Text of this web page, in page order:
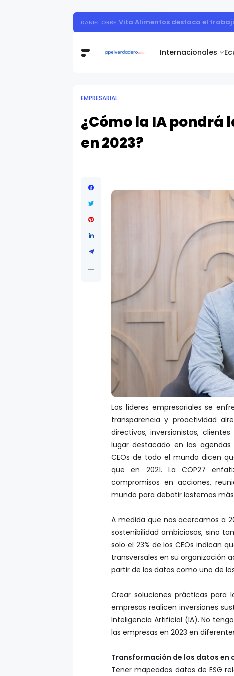
Internacionales
Muestra de arte contemporáneo reunió a
EMPRESARIAL
¿Cómo la IA pondrá
en 2023?
Los líderes empresariales se
transparencia y proactividad
directivas, inversionistas,
lugar destacado en las
CEOs de todo el mundo dicen
que en 2021. La COP27
compromisos en acciones,
mundo para debatir lostemas
A medida que nos acercamos a
sostenibilidad ambiciosos, sino
solo el 23% de los CEOs indican
transversales en su organización
partir de los datos como uno de
Crear soluciones prácticas para
empresas realicen inversiones
Inteligencia Artificial (IA). No
las empresas en 2023 en
Transformación de los datos en
Tener mapeados datos de ESG